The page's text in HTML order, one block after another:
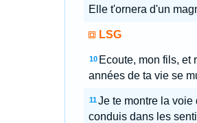
Elle t'ornera d'un
LSG
10 Ecoute, mon fils, et
années de ta vie se
11 Je te montre la voie
conduis dans les